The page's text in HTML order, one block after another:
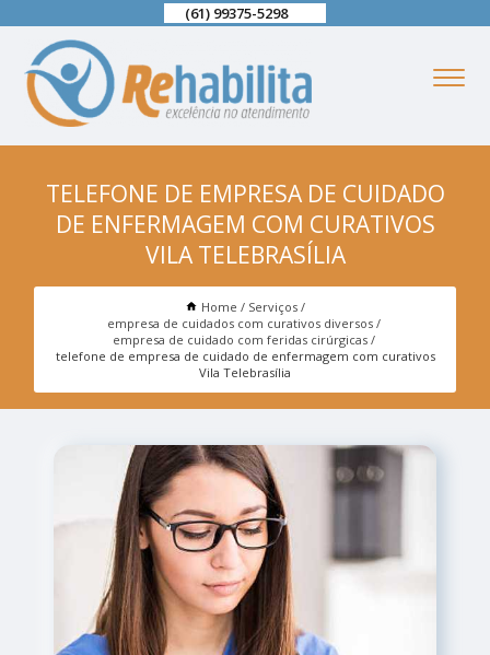
(61) 99375-5298
TELEFONE DE EMPRESA DE CUIDADO
DE ENFERMAGEM COM CURATIVOS
VILA TELEBRASÍLIA
Home
Serviços
empresa de cuidados com curativos diversos
empresa de cuidado com feridas cirúrgicas
telefone de empresa de cuidado de enfermagem com curativos
Vila Telebrasília